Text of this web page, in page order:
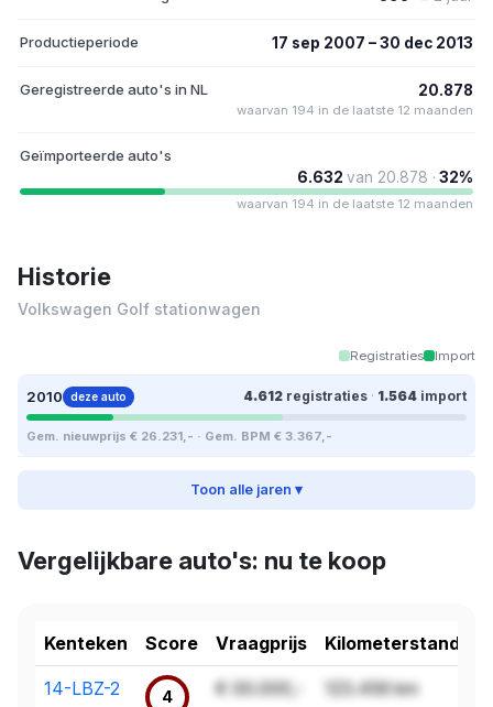
Productieperiode 17 sep 2007 – 30 dec 2013
Geregistreerde auto's in NL 20.878
waarvan 194 in de laatste 12 maanden
Geïmporteerde auto's
6.632 van 20.878 · 32%
waarvan 194 in de laatste 12 maanden
Historie
Volkswagen Golf stationwagen
Registraties Import
2010 deze auto 4.612 registraties · 1.564 import
Gem. nieuwprijs € 26.231,- · Gem. BPM € 3.367,-
Toon alle jaren ▾
Vergelijkbare auto's: nu te koop
Kenteken Score Vraagprijs Kilometerstand
14-LBZ-2 4 € 00.000,- 123.456 km